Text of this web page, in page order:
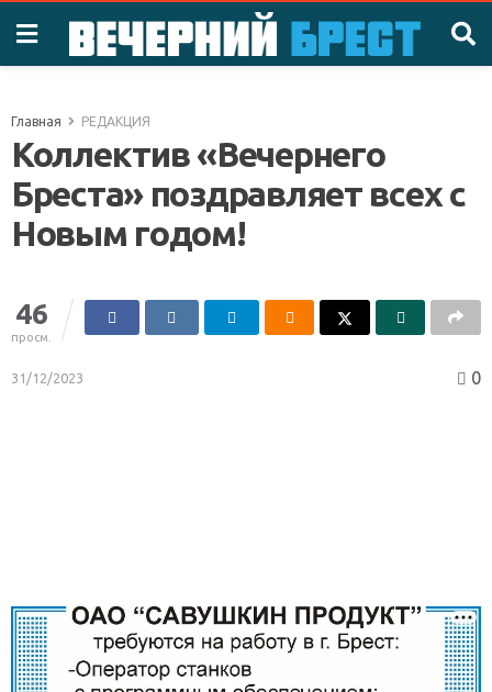
Главная РЕДАКЦИЯ
Коллектив «Вечернего
Бреста» поздравляет всех с
Новым годом!
46
просм.
31/12/2023 0